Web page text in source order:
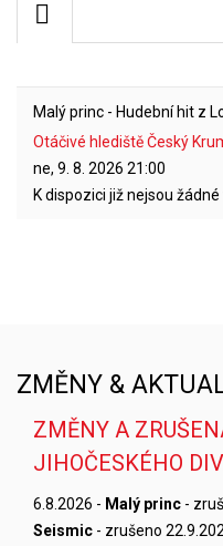
Malý princ - Hudební hit z
Otáčivé hlediště Český
ne, 9. 8. 2026 21:00
K dispozici již nejsou
ZMĚNY &
ZMĚNY A
JIHOČESKÉHO
6.8.2026 - Malý princ -
Seismic - zrušeno